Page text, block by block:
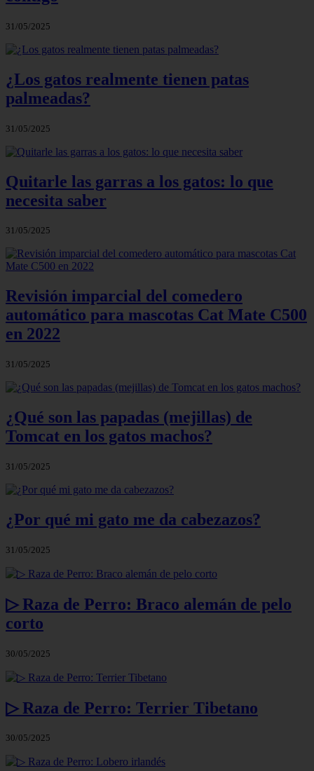
31/05/2025
¿Los gatos realmente tienen patas
palmeadas?
31/05/2025
Quitarle las garras a los gatos: lo que
necesita saber
31/05/2025
Revisión imparcial del comedero
automático para mascotas Cat Mate C500
en 2022
31/05/2025
¿Qué son las papadas (mejillas) de
Tomcat en los gatos machos?
31/05/2025
¿Por qué mi gato me da cabezazos?
31/05/2025
▷ Raza de Perro: Braco alemán de pelo
corto
30/05/2025
▷ Raza de Perro: Terrier Tibetano
30/05/2025